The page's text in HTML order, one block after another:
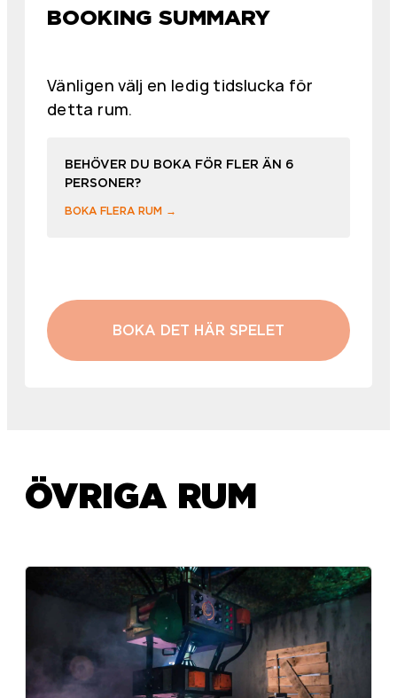
BOOKING SUMMARY
Vänligen välj en ledig tidslucka för
detta rum.
BEHÖVER DU BOKA FÖR FLER ÄN 6
PERSONER?
BOKA FLERA RUM →
BOKA DET HÄR SPELET
ÖVRIGA RUM